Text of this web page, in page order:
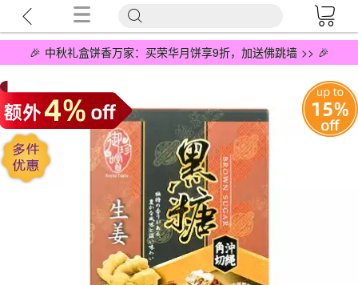
🎉 中秋礼盒饼香万家：买荣华月饼享9折，加送佛跳墙 >> 🎉